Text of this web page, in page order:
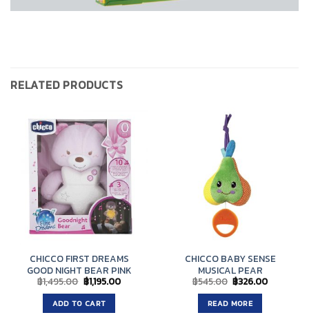
RELATED PRODUCTS
CHICCO FIRST DREAMS
GOOD NIGHT BEAR PINK
฿1,495.00 Original
price
was:
฿1,495.00.
฿1,195.00Current
price
ADD TO CART
CHICCO BABY SENSE
MUSICAL PEAR
฿545.00 Original
price
was:
฿545.00.
฿326.00Current
READ MORE